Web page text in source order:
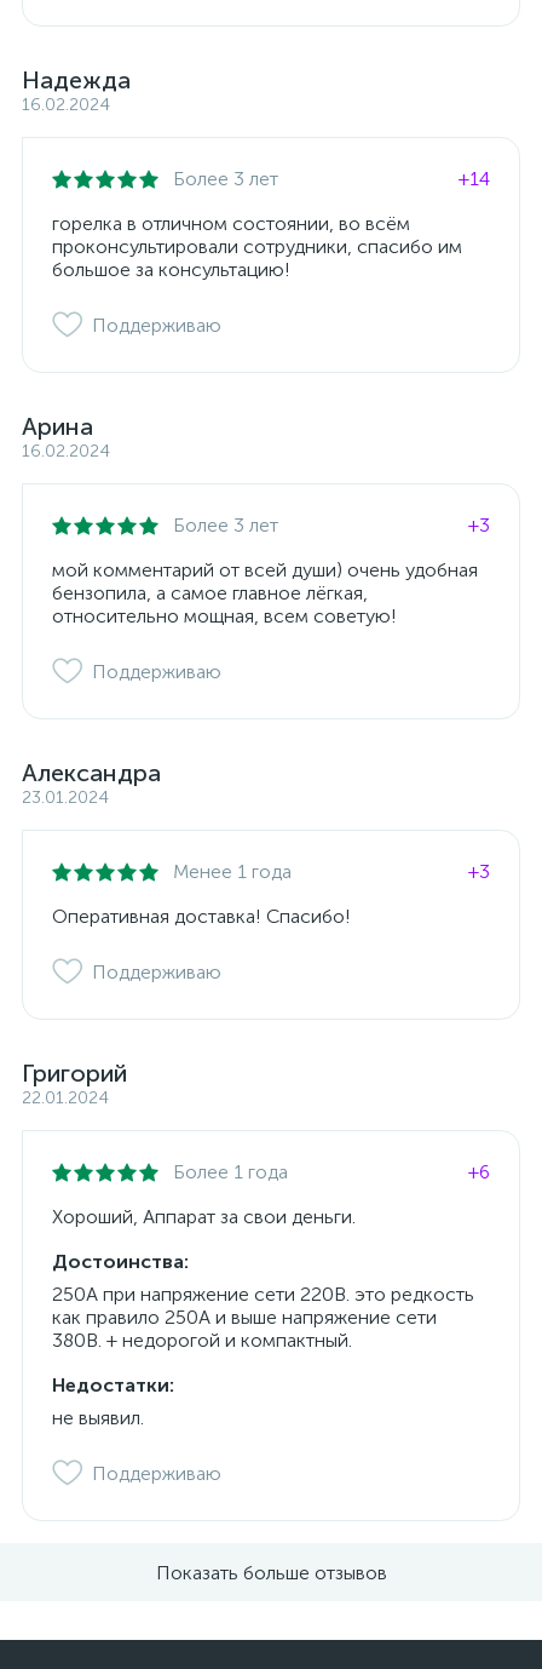
Надежда
16.02.2024
Более 3 лет
+14
горелка в отличном состоянии, во всём
проконсультировали сотрудники, спасибо им
большое за консультацию!
Поддерживаю
Арина
16.02.2024
Более 3 лет
+3
мой комментарий от всей души) очень удобная
бензопила, а самое главное лёгкая,
относительно мощная, всем советую!
Поддерживаю
Александра
23.01.2024
Менее 1 года
+3
Оперативная доставка! Спасибо!
Поддерживаю
Григорий
22.01.2024
Более 1 года
+6
Хороший, Аппарат за свои деньги.
Достоинства:
250А при напряжение сети 220В. это редкость
как правило 250А и выше напряжение сети
380В. + недорогой и компактный.
Недостатки:
не выявил.
Поддерживаю
Показать больше отзывов